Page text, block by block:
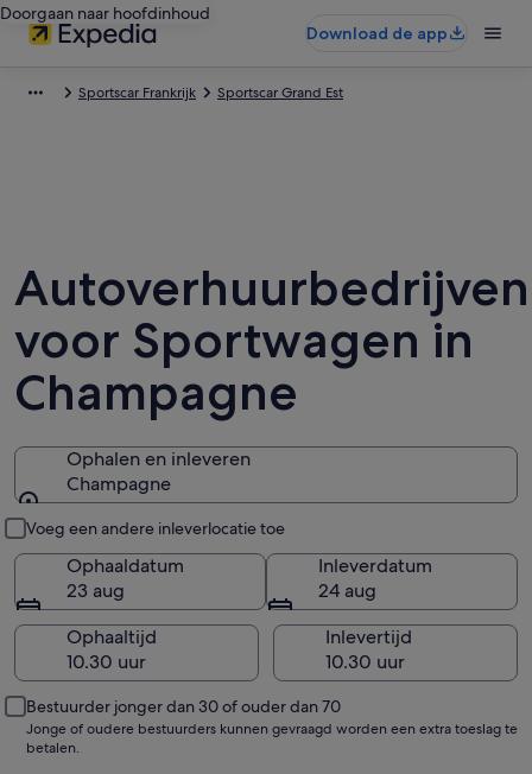
Doorgaan naar hoofdinhoud
Download de app
Sportscar Frankrijk Sportscar Grand Est
Autoverhuurbedrijven
voor Sportwagen in
Champagne
Ophalen en inleveren
Champagne
Voeg een andere inleverlocatie toe
Ophaaldatum
23 aug
Inleverdatum
24 aug
Ophaaltijd
Inlevertijd
Bestuurder jonger dan 30 of ouder dan 70
Jonge of oudere bestuurders kunnen gevraagd worden een extra toeslag te
betalen.